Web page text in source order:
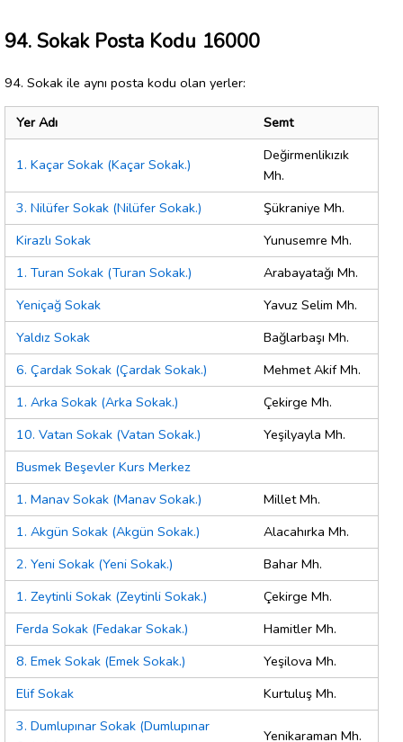
94. Sokak Posta Kodu 16000
94. Sokak ile aynı posta kodu olan yerler:
Yer Adı Semt
1. Kaçar Sokak (Kaçar Sokak.)
Değirmenlikızık
Mh.
3. Nilüfer Sokak (Nilüfer Sokak.)
Şükraniye Mh.
Kirazlı Sokak
Yunusemre Mh.
1. Turan Sokak (Turan Sokak.)
Arabayatağı Mh.
Yeniçağ Sokak
Yavuz Selim Mh.
Yaldız Sokak
Bağlarbaşı Mh.
6. Çardak Sokak (Çardak Sokak.)
Mehmet Akif Mh.
1. Arka Sokak (Arka Sokak.)
Çekirge Mh.
10. Vatan Sokak (Vatan Sokak.)
Yeşilyayla Mh.
Busmek Beşevler Kurs Merkez
1. Manav Sokak (Manav Sokak.)
Millet Mh.
1. Akgün Sokak (Akgün Sokak.)
Alacahırka Mh.
2. Yeni Sokak (Yeni Sokak.)
Bahar Mh.
1. Zeytinli Sokak (Zeytinli Sokak.)
Çekirge Mh.
Ferda Sokak (Fedakar Sokak.)
Hamitler Mh.
8. Emek Sokak (Emek Sokak.)
Yeşilova Mh.
Elif Sokak
Kurtuluş Mh.
3. Dumlupınar Sokak (Dumlupınar
Yenikaraman Mh.